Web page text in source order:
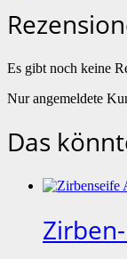
Es gibt noch keine
Nur angemeldete
Das